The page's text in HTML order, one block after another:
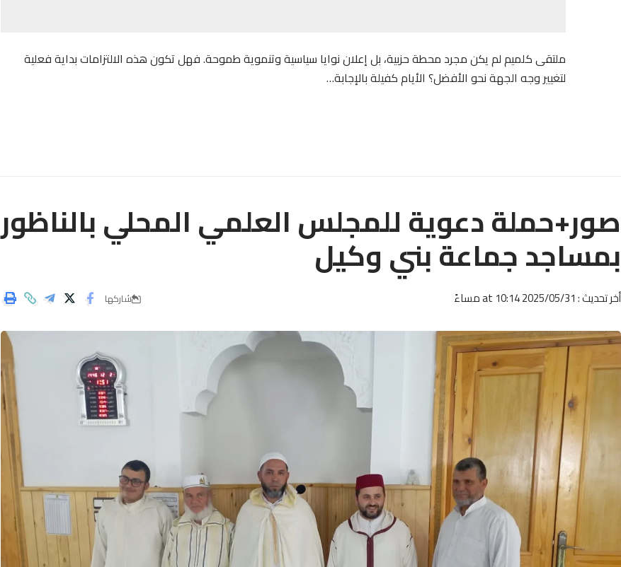
ملتقى كلميم لم يكن مجرد محطة حزبية، بل إعلان نوايا سياسية وتنموية طموحة. فهل تكون هذه الالتزامات بداية فعلية
لتغيير وجه الجهة نحو الأفضل؟ الأيام كفيلة بالإجابة…
صور+حملة دعوية للمجلس العلمي المحلي بالناظور
بمساجد جماعة بني وكيل
أخر تحديث : 2025/05/31 at 10:14 مساءً شاركها